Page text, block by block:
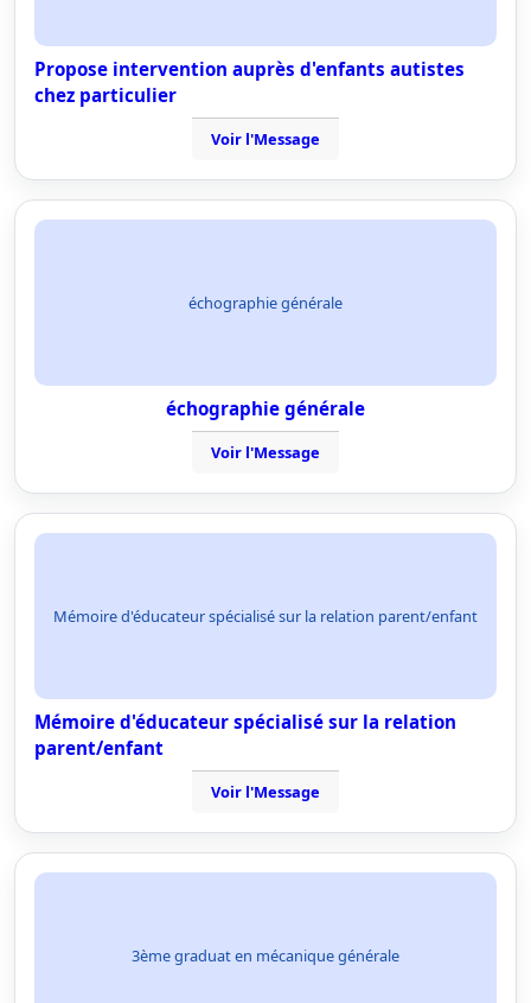
Propose intervention auprès d'enfants autistes
chez particulier
Voir l'Message
échographie générale
échographie générale
Voir l'Message
Mémoire d'éducateur spécialisé sur la relation parent/enfant
Mémoire d'éducateur spécialisé sur la relation
parent/enfant
Voir l'Message
3ème graduat en mécanique générale